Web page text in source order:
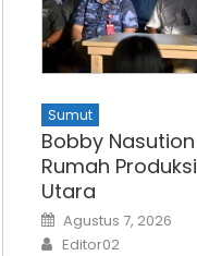
Sumut
Bobby
Rumah
Utara
Posted
on
Agustus 7, 2026
Author
Editor02